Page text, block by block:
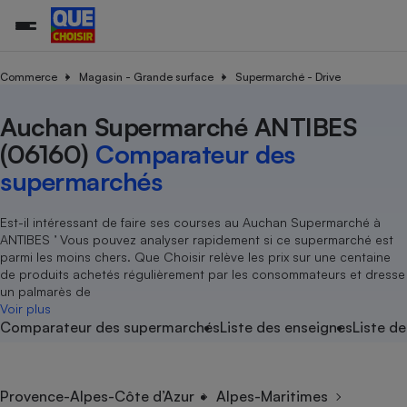
Commerce Magasin - Grande surface Supermarché - Drive
Auchan Supermarché ANTIBES
(06160) Comparateur des
supermarchés
Est-il intéressant de faire ses courses au Auchan Supermarché à
ANTIBES ’ Vous pouvez analyser rapidement si ce supermarché est
parmi les moins chers. Que Choisir relève les prix sur une centaine
de produits achetés régulièrement par les consommateurs et dresse
un palmarès de
Voir plus
Comparateur des supermarchésListe des enseignesListe
Provence-Alpes-Côte d’Azur
Alpes-Maritimes
Additifs
Agriculture
Produit alimentaire
Achat - Vente - Location
Carburant
Magasin - Grande surface
Marketing - Fidélisation
Organismes de défense
Système judiciaire
Air
Eau
Achat - Vente - Travaux
Location
Sport
Vacances - Tourisme
électrique
Démarche administrative
Senior
Service marchand
Train
Transport aérien
Toutes les actualités
Enquêtes
Guides d'achat
Conseils
Brèves
Tous les services
Soumettre un litige
Lettres types
Rencontrer une association locale
Tous nos combats
Nos actions
Nos grandes victoires
Les billets de la présidente
Nos associations locales
Nous rejoindre
En savoir plus sur Que Choisir Ensemble
nous ?
L’association
Nos missions
Notre méthodologie
Notre financement
Nos partenaires
Nous rejoindre